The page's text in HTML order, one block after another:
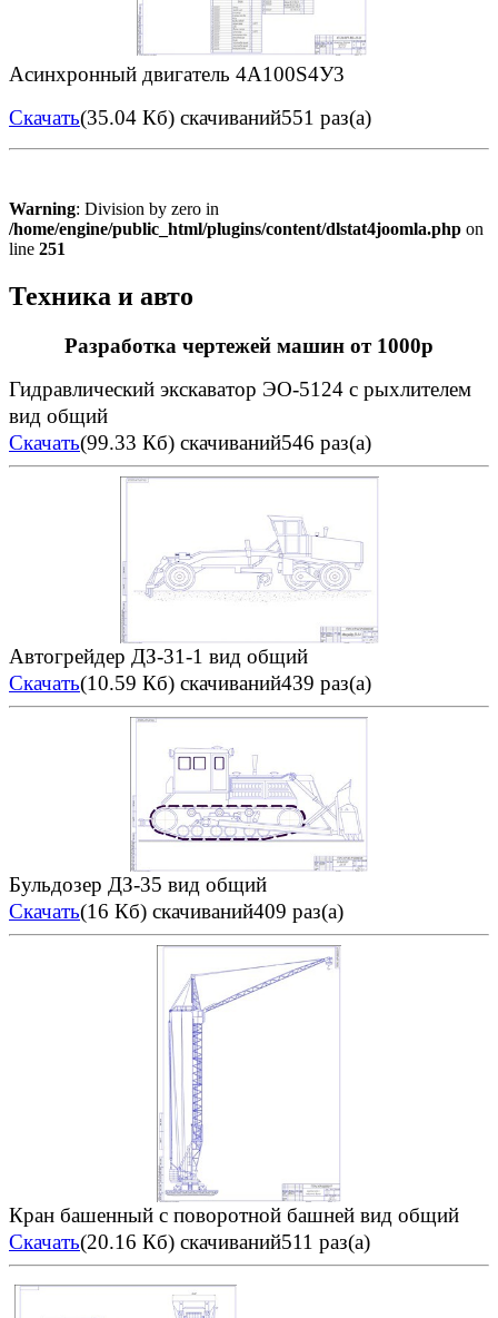
Асинхронный двигатель 4А100S4У3
Скачать(35.04 Кб) скачиваний551 раз(а)
Warning: Division by zero in
/home/engine/public_html/plugins/content/dlstat4joomla.php on
line 251
Техника и авто
Разработка чертежей машин от 1000р
Гидравлический экскаватор ЭО-5124 с рыхлителем
вид общий
Скачать(99.33 Кб) скачиваний546 раз(а)
Автогрейдер ДЗ-31-1 вид общий
Скачать(10.59 Кб) скачиваний439 раз(а)
Бульдозер ДЗ-35 вид общий
Скачать(16 Кб) скачиваний409 раз(а)
Кран башенный с поворотной башней вид общий
Скачать(20.16 Кб) скачиваний511 раз(а)